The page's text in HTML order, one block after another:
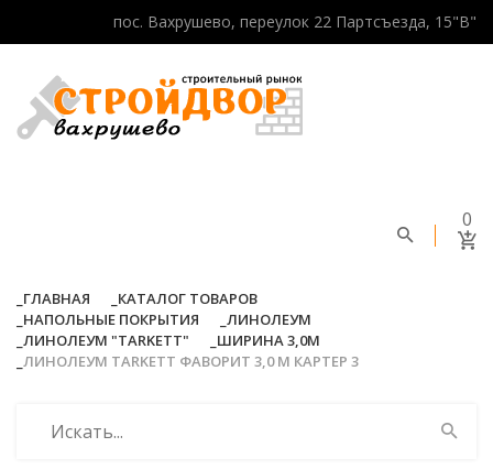
пос. Вахрушево, переулок 22 Партсъезда, 15"В"
0
ГЛАВНАЯ
КАТАЛОГ ТОВАРОВ
НАПОЛЬНЫЕ ПОКРЫТИЯ
ЛИНОЛЕУМ
ЛИНОЛЕУМ "TARKETT"
ШИРИНА 3,0М
ЛИНОЛЕУМ TARKETT ФАВОРИТ 3,0 М КАРТЕР 3